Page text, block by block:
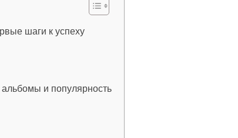
шаги к успеху
и популярность